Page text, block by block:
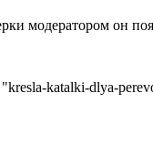
модератором он
katalki-dlya-